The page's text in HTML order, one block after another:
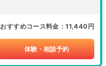
おすすめコース料金 11,440円
体験・相談予約